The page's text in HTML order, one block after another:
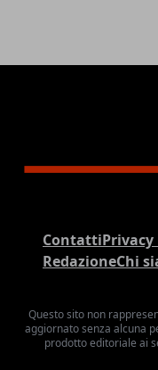
ContattiPrivacy
RedazioneChi
Questo sito non
aggiornato senza alcuna
prodotto editoriale ai